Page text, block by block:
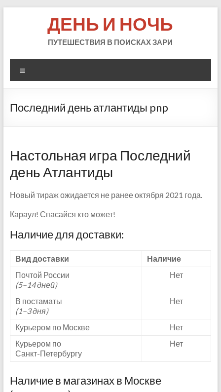
ДЕНЬ И НОЧЬ
ПУТЕШЕСТВИЯ В ПОИСКАХ ЗАРИ
Последний день атлантиды pnp
Настольная игра Последний
день Атлантиды
Новый тираж ожидается не ранее октября 2021 года.
Караул! Спасайся кто может!
Наличие для доставки:
Вид доставки
Наличие
Почтой России
(5–14 дней)
Нет
В постаматы
(1–3 дня)
Нет
Курьером по Москве
Нет
Курьером по
Санкт-Петербургу
Нет
Наличие в магазинах в Москве